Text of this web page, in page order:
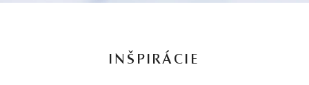
INŠPIRÁCIE